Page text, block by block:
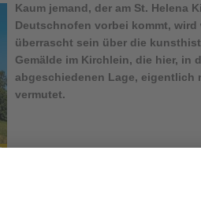
Kaum jemand, der am St. Helena
Deutschnofen vorbei kommt,
überrascht sein über die
Gemälde im Kirchlein, die hier, in
abgeschiedenen Lage, eigentlich
vermutet.